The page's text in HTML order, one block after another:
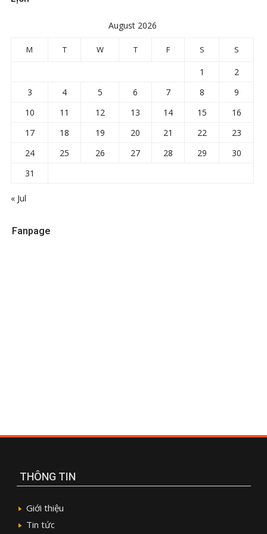
August 2026
M T W T F S S
1
2
3
4 5 6 7 8
9
10
11 12 13 14 15
16
17
18 19 20 21 22
23
24
25 26 27 28 29
30
31
« Jul
Fanpage
THÔNG TIN
Giới thiệu
Tin tức